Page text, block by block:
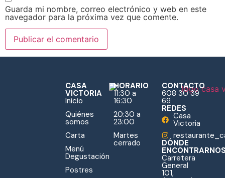
Guarda mi nombre, correo electrónico y web en este
navegador para la próxima vez que comente.
CASA
VICTORIA
Inicio
Quiénes
somos
Carta
Menú
Degustación
Postres
HORARIO
11:30 a
16:30
20:30 a
23:00
Martes
cerrado
CONTACTO
608 30 39
69
REDES
Casa
Victoria
DÓNDE
Carretera
General
101,